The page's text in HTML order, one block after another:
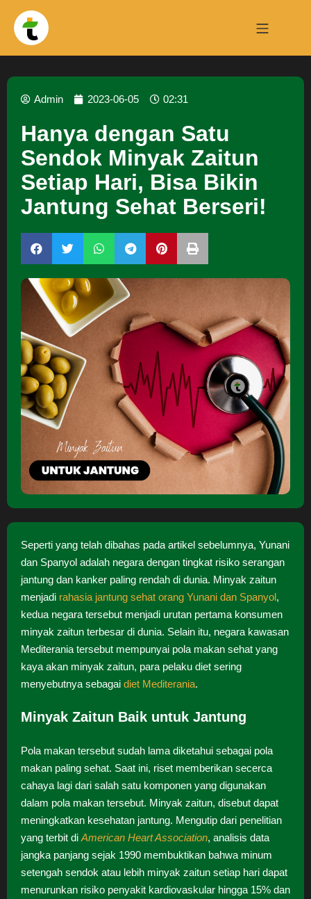
Admin 2023-06-05 02:31
Hanya dengan Satu
Sendok Minyak Zaitun
Setiap Hari, Bisa Bikin
Jantung Sehat Berseri!
Seperti yang telah dibahas pada artikel sebelumnya, Yunani
dan Spanyol adalah negara dengan tingkat risiko serangan
jantung dan kanker paling rendah di dunia. Minyak zaitun
menjadi rahasia jantung sehat orang Yunani dan Spanyol,
kedua negara tersebut menjadi urutan pertama konsumen
minyak zaitun terbesar di dunia. Selain itu, negara kawasan
Mediterania tersebut mempunyai pola makan sehat yang
kaya akan minyak zaitun, para pelaku diet sering
menyebutnya sebagai diet Mediterania.
Minyak Zaitun Baik untuk Jantung
Pola makan tersebut sudah lama diketahui sebagai pola
makan paling sehat. Saat ini, riset memberikan secerca
cahaya lagi dari salah satu komponen yang digunakan
dalam pola makan tersebut. Minyak zaitun, disebut dapat
meningkatkan kesehatan jantung. Mengutip dari penelitian
yang terbit di American Heart Association, analisis data
jangka panjang sejak 1990 membuktikan bahwa minum
setengah sendok atau lebih minyak zaitun setiap hari dapat
menurunkan risiko penyakit kardiovaskular hingga 15% dan